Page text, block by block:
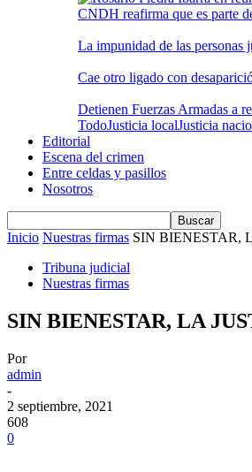
CNDH reafirma que es parte
La impunidad de las personas
Cae otro ligado con
Detienen Fuerzas Armadas a
TodoJusticia localJusticia
Editorial
Escena del crimen
Entre celdas y pasillos
Nosotros
Inicio Nuestras firmas SIN BIENESTAR,
Tribuna judicial
Nuestras firmas
SIN BIENESTAR, LA
Por
admin
-
2 septiembre, 2021
608
0